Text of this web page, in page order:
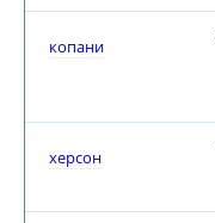
копани
херсон